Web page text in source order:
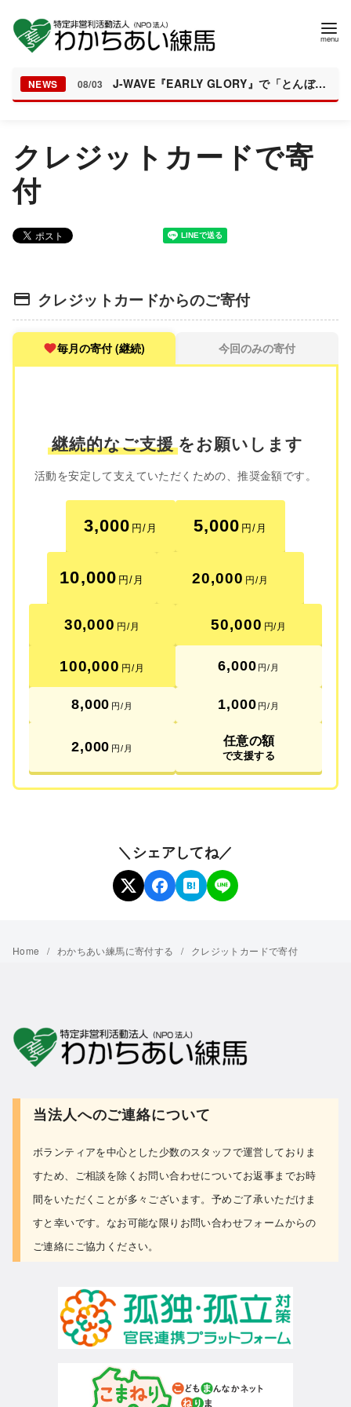
ン
NEWS 08/03 J-WAVE『EARLY GLORY』で「とんぼちゃんち」が紹介されました
クレジットカードで寄
付
クレジットカードからのご寄付
毎月の寄付 (継続) 今回のみの寄付
継続的なご支援 をお願いします
活動を安定して支えていただくための、推奨金額です。
3,000 円/月 5,000 円/月
10,000 円/月 20,000 円/月
30,000 円/月 50,000 円/月
100,000 円/月 6,000 円/月
8,000 円/月 1,000 円/月
2,000 円/月 任意の額
で支援する
＼シェアしてね／
Home わかちあい練馬に寄付する クレジットカードで寄付
当法人へのご連絡について
ボランティアを中心とした少数のスタッフで運営しておりま
すため、ご相談を除くお問い合わせについてお返事までお時
間をいただくことが多々ございます。予めご了承いただけま
すと幸いです。なお可能な限り お問い合わせフォームからの
ご連絡にご協力ください。